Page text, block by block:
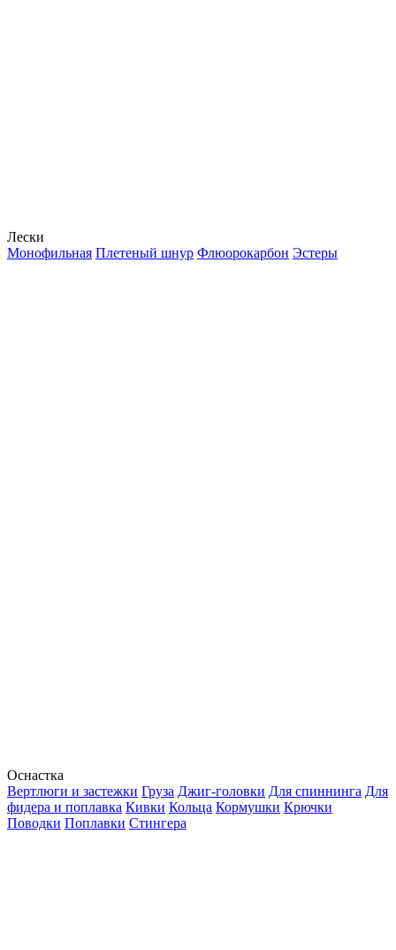
Лески
Монофильная Плетеный шнур Флюорокарбон Эстеры
Оснастка
Вертлюги и застежки Груза Джиг-головки Для спиннинга Для
фидера и поплавка Кивки Кольца Кормушки Крючки
Поводки Поплавки Стингера